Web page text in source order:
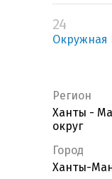
24
Окружная
Регион
Ханты -
округ
Город
Ханты-